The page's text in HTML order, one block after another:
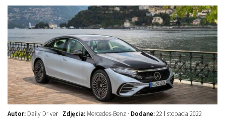
Kalkulatory
Przelicznik mocy
Auto z niemiec
Galerie
Autor: Daily Driver · Zdjęcia: Mercedes-Benz · Dodane:22 listopada 2022